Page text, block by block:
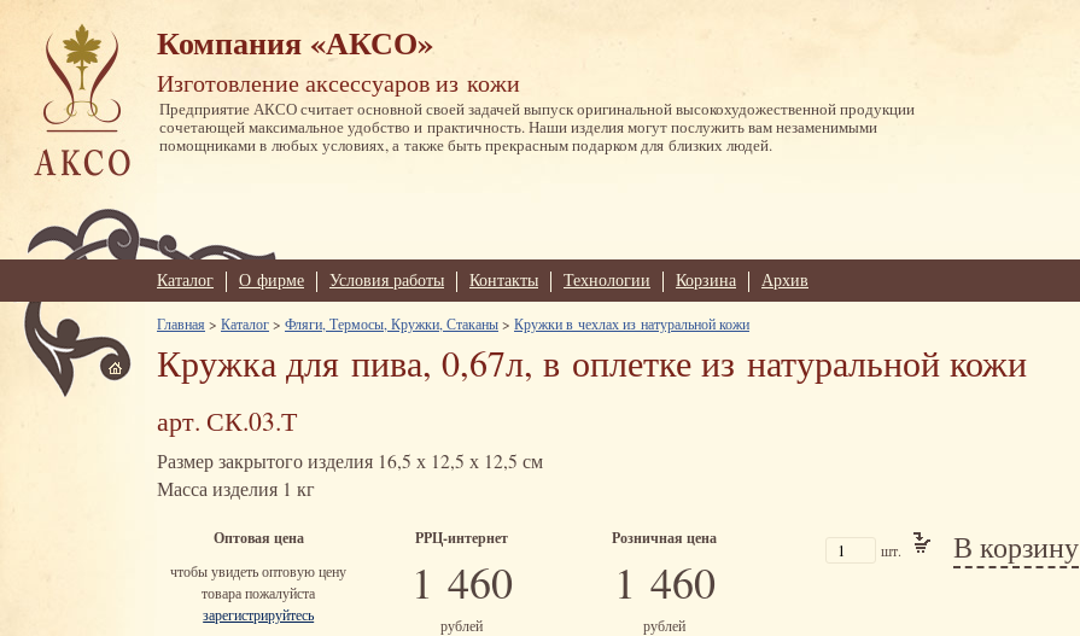
Компания «АКСО»
Изготовление аксессуаров из кожи
Предприятие АКСО считает основной своей задачей выпуск оригинальной высокохудожественной продукции
сочетающей максимальное удобство и практичность. Наши изделия могут послужить вам незаменимыми
помощниками в любых условиях, а также быть прекрасным подарком для близких людей.
Каталог О фирме Условия работы Контакты Технологии Корзина Архив
Главная > Каталог> Фляги, Термосы, Кружки, Стаканы> Кружки в чехлах из натуральной кожи
Кружка для пива, 0,67л, в оплетке из натуральной кожи
арт. СК.03.Т
Размер закрытого изделия 16,5 х 12,5 х 12,5 см
Масса изделия 1 кг
Оптовая цена
чтобы увидеть оптовую цену
товара пожалуйста
зарегистрируйтесь
РРЦ-интернет
1 460
рублей
Розничная цена
1 460
рублей
шт. В корзину